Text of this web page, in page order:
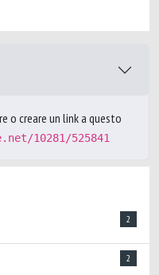
o creare un link a questo
10281/525841
2
2